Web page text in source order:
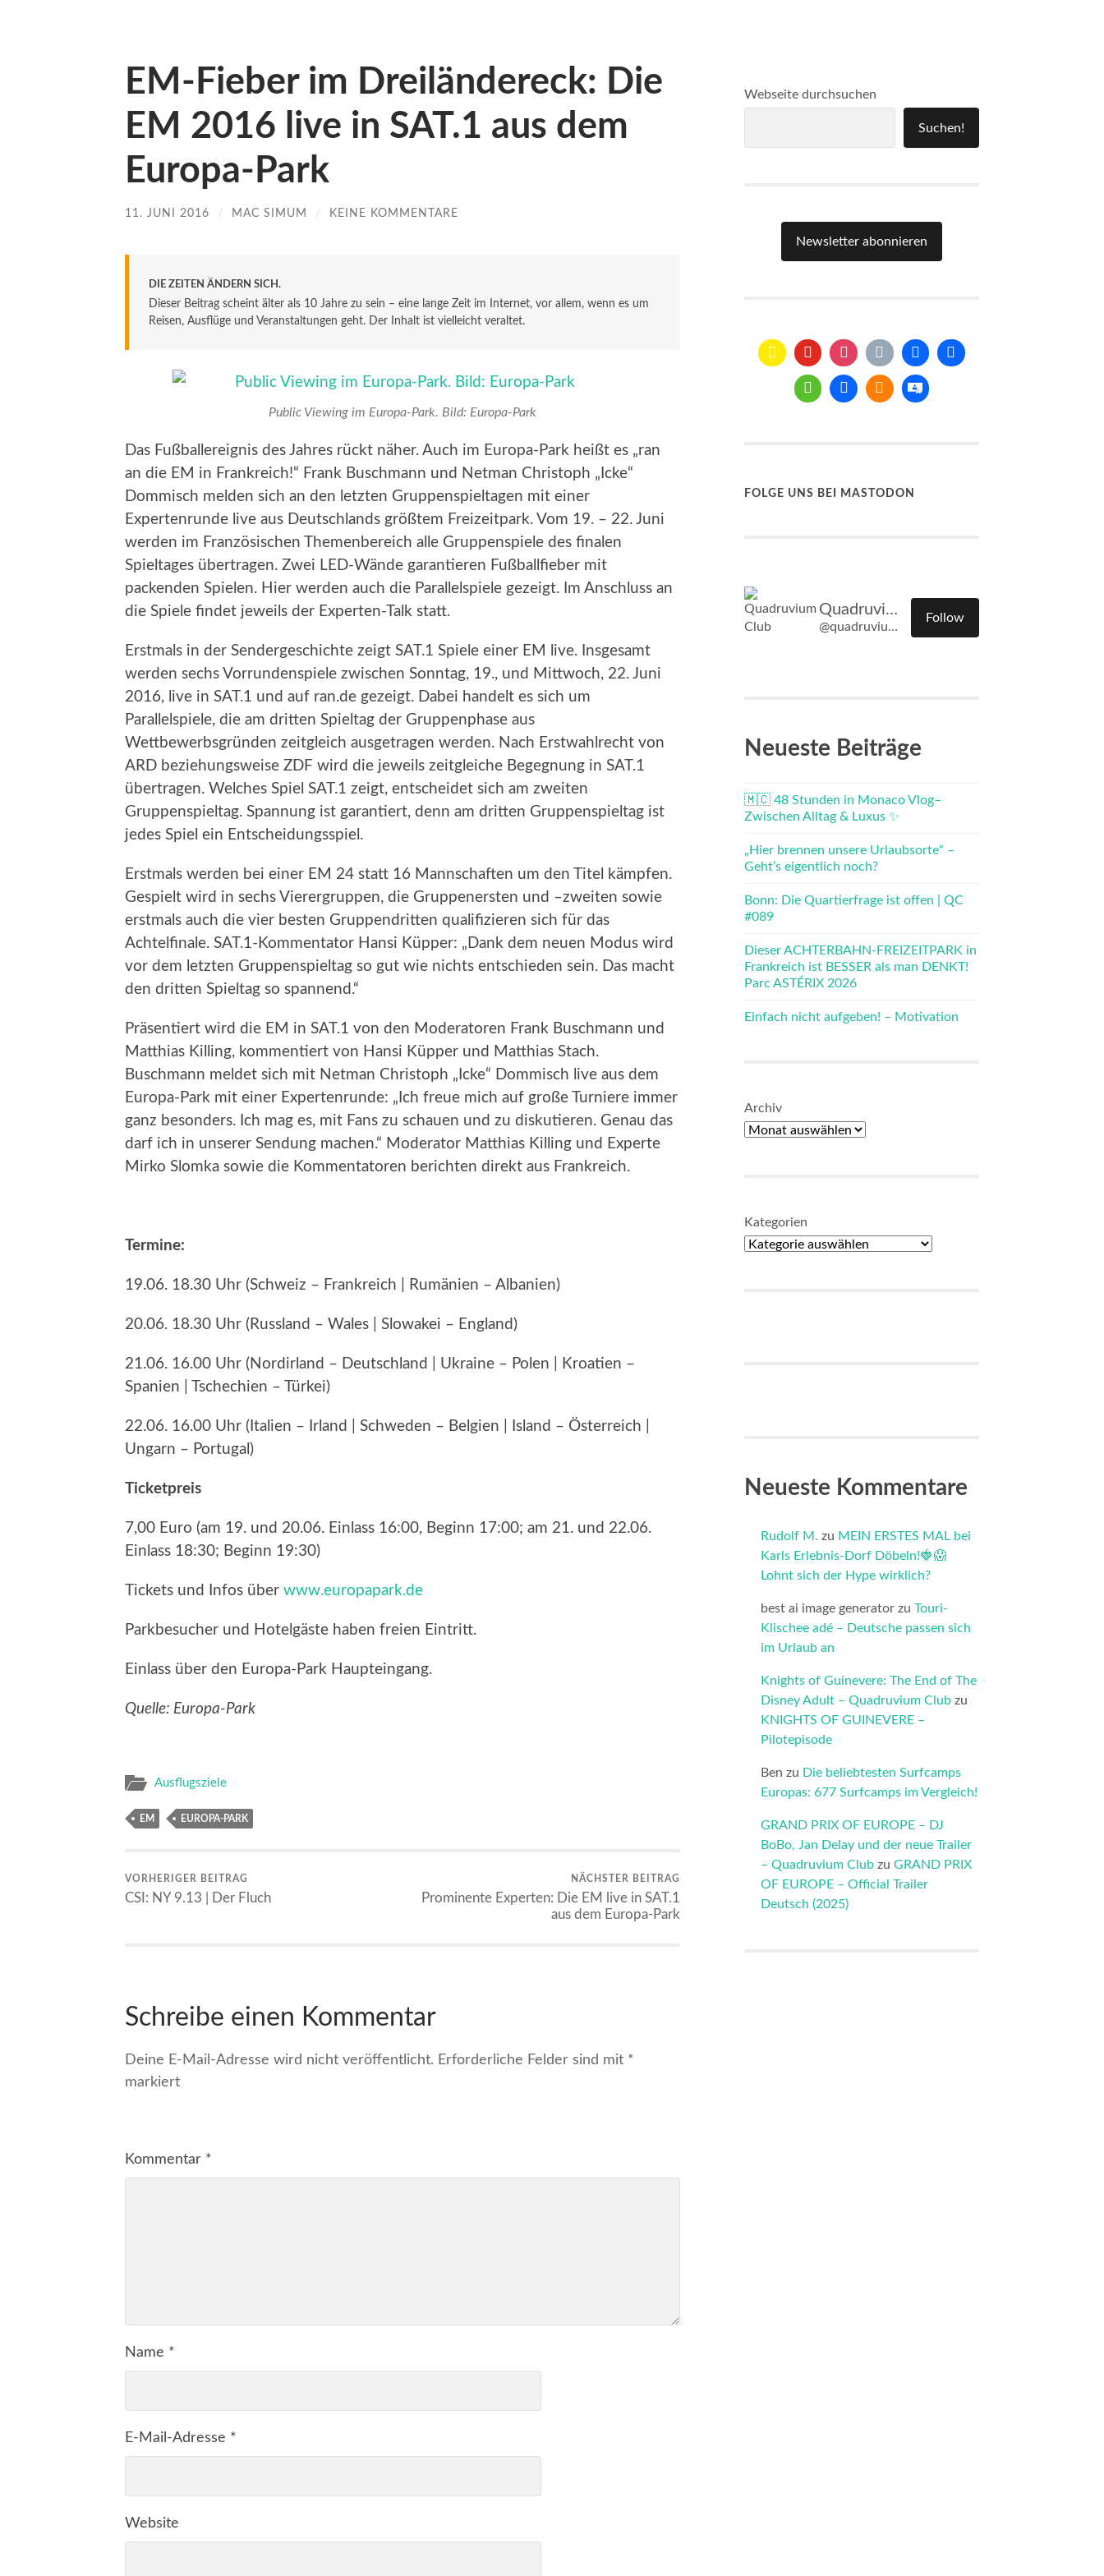
EM-Fieber im Dreiländereck: Die
EM 2016 live in SAT.1 aus dem
Europa-Park
11. JUNI 2016 / MAC SIMUM / KEINE KOMMENTARE
DIE ZEITEN ÄNDERN SICH.
Dieser Beitrag scheint älter als 10 Jahre zu sein – eine lange Zeit im Internet, vor allem, wenn es um
Reisen, Ausflüge und Veranstaltungen geht. Der Inhalt ist vielleicht veraltet.
Public Viewing im Europa-Park. Bild: Europa-Park
Das Fußballereignis des Jahres rückt näher. Auch im Europa-Park heißt es „ran
an die EM in Frankreich!“ Frank Buschmann und Netman Christoph „Icke“
Dommisch melden sich an den letzten Gruppenspieltagen mit einer
Expertenrunde live aus Deutschlands größtem Freizeitpark. Vom 19. – 22. Juni
werden im Französischen Themenbereich alle Gruppenspiele des finalen
Spieltages übertragen. Zwei LED-Wände garantieren Fußballfieber mit
packenden Spielen. Hier werden auch die Parallelspiele gezeigt. Im Anschluss an
die Spiele findet jeweils der Experten-Talk statt.
Erstmals in der Sendergeschichte zeigt SAT.1 Spiele einer EM live. Insgesamt
werden sechs Vorrundenspiele zwischen Sonntag, 19., und Mittwoch, 22. Juni
2016, live in SAT.1 und auf ran.de gezeigt. Dabei handelt es sich um
Parallelspiele, die am dritten Spieltag der Gruppenphase aus
Wettbewerbsgründen zeitgleich ausgetragen werden. Nach Erstwahlrecht von
ARD beziehungsweise ZDF wird die jeweils zeitgleiche Begegnung in SAT.1
übertragen. Welches Spiel SAT.1 zeigt, entscheidet sich am zweiten
Gruppenspieltag. Spannung ist garantiert, denn am dritten Gruppenspieltag ist
jedes Spiel ein Entscheidungsspiel.
Erstmals werden bei einer EM 24 statt 16 Mannschaften um den Titel kämpfen.
Gespielt wird in sechs Vierergruppen, die Gruppenersten und –zweiten sowie
erstmals auch die vier besten Gruppendritten qualifizieren sich für das
Achtelfinale. SAT.1-Kommentator Hansi Küpper: „Dank dem neuen Modus wird
vor dem letzten Gruppenspieltag so gut wie nichts entschieden sein. Das macht
den dritten Spieltag so spannend.“
Präsentiert wird die EM in SAT.1 von den Moderatoren Frank Buschmann und
Matthias Killing, kommentiert von Hansi Küpper und Matthias Stach.
Buschmann meldet sich mit Netman Christoph „Icke“ Dommisch live aus dem
Europa-Park mit einer Expertenrunde: „Ich freue mich auf große Turniere immer
ganz besonders. Ich mag es, mit Fans zu schauen und zu diskutieren. Genau das
darf ich in unserer Sendung machen.“ Moderator Matthias Killing und Experte
Mirko Slomka sowie die Kommentatoren berichten direkt aus Frankreich.
Termine:
19.06. 18.30 Uhr (Schweiz – Frankreich | Rumänien – Albanien)
20.06. 18.30 Uhr (Russland – Wales | Slowakei – England)
21.06. 16.00 Uhr (Nordirland – Deutschland | Ukraine – Polen | Kroatien –
Spanien | Tschechien – Türkei)
22.06. 16.00 Uhr (Italien – Irland | Schweden – Belgien | Island – Österreich |
Ungarn – Portugal)
Ticketpreis
7,00 Euro (am 19. und 20.06. Einlass 16:00, Beginn 17:00; am 21. und 22.06.
Einlass 18:30; Beginn 19:30)
Tickets und Infos über www.europapark.de
Parkbesucher und Hotelgäste haben freien Eintritt.
Einlass über den Europa-Park Haupteingang.
Quelle: Europa-Park
Ausflugsziele
EM EUROPA-PARK
VORHERIGER BEITRAG
CSI: NY 9.13 | Der Fluch
NÄCHSTER BEITRAG
Prominente Experten: Die EM live in SAT.1
aus dem Europa-Park
Schreibe einen Kommentar
Deine E-Mail-Adresse wird nicht veröffentlicht. Erforderliche Felder sind mit *
markiert
Kommentar *
Name *
E-Mail-Adresse *
Website
Webseite durchsuchen
Suchen!
Newsletter abonnieren
FOLGE UNS BEI MASTODON
Quadruvium Club
@quadruvium.club@quadruvium.club
Follow
Neueste Beiträge
🇲🇨 48 Stunden in Monaco Vlog–
Zwischen Alltag & Luxus ✨
„Hier brennen unsere Urlaubsorte“ –
Geht’s eigentlich noch?
Bonn: Die Quartierfrage ist offen | QC
#089
Dieser ACHTERBAHN-FREIZEITPARK in
Frankreich ist BESSER als man DENKT!
Parc ASTÉRIX 2026
Einfach nicht aufgeben! – Motivation
Archiv
Kategorien
Neueste Kommentare
Rudolf M. zu MEIN ERSTES MAL bei
Karls Erlebnis-Dorf Döbeln!🍓😱
Lohnt sich der Hype wirklich?
best ai image generator zu Touri-
Klischee adé – Deutsche passen sich
im Urlaub an
Knights of Guinevere: The End of The
Disney Adult – Quadruvium Club zu
KNIGHTS OF GUINEVERE –
Pilotepisode
Ben zu Die beliebtesten Surfcamps
Europas: 677 Surfcamps im Vergleich!
GRAND PRIX OF EUROPE – DJ
BoBo, Jan Delay und der neue Trailer
– Quadruvium Club zu GRAND PRIX
OF EUROPE – Official Trailer
Deutsch (2025)